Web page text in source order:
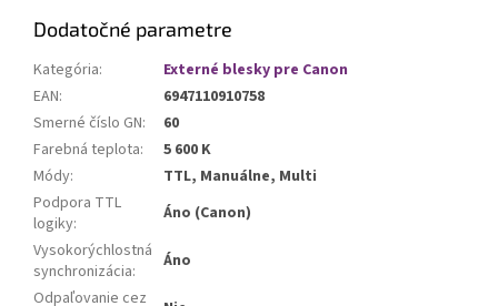
Dodatočné parametre
Kategória:
Externé blesky pre Canon
EAN:
6947110910758
Smerné číslo GN:
60
Farebná teplota:
5 600 K
Módy:
TTL, Manuálne, Multi
Podpora TTL
logiky:
Áno (Canon)
Vysokorýchlostná
synchronizácia:
Áno
Odpaľovanie cez